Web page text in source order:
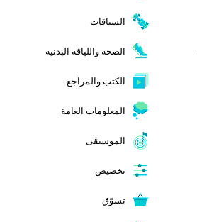
السباقات
الصحة واللياقة البدنية
الكتب والمراجع
المعلومات العامة
الموسيقى
تخصيص
تسوّق